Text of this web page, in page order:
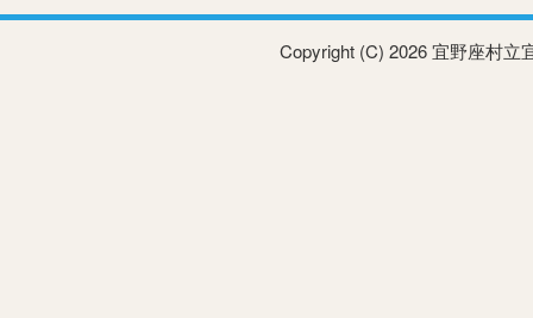
Copyright (C) 2026 宜野座村立